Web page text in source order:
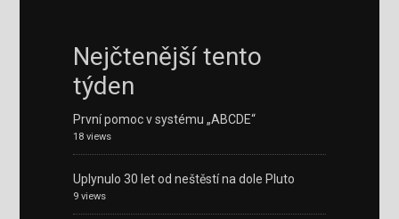
Nejčtenější tento
týden
První pomoc v systému „ABCDE“
18 views
Uplynulo 30 let od neštěstí na dole Pluto
9 views